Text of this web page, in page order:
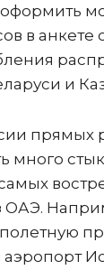
оформить
в анкете
и
прямых
много
ОАЭ.
аэропорт